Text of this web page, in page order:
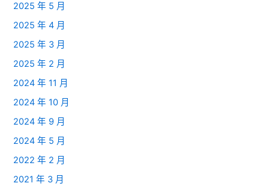
2025 年 5 月
2025 年 4 月
2025 年 3 月
2025 年 2 月
2024 年 11 月
2024 年 10 月
2024 年 9 月
2024 年 5 月
2022 年 2 月
2021 年 3 月